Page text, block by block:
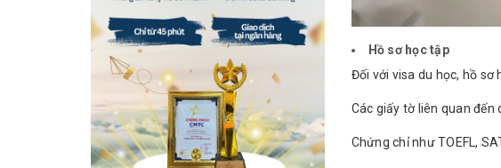
Hồ sơ học tập
Đối với visa du học, hồ sơ
Các giấy tờ liên quan đến
Chứng chỉ như TOEFL,